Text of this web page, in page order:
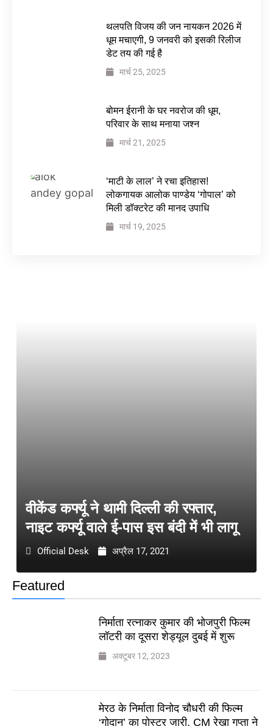
थलपति विजय की जन नायकन 2026 में
धूम मचाएगी, 9 जनवरी को इसकी रिलीज
डेट तय की गई है
मार्च 25, 2025
बोमन ईरानी के घर नवरोज की धूम,
परिवार के साथ मनाया जश्न
मार्च 21, 2025
‘माटी के लाल’ ने रचा इतिहास!
लोकगायक आलोक पाण्डेय ‘गोपाल’ को
मिली डॉक्टरेट की मानद उपाधि
मार्च 19, 2025
Featured
निर्माता रत्नाकर कुमार की भोजपुरी फिल्म
लॉटरी का दूसरा शेड्यूल दुबई में शुरू
अक्टूबर 12, 2023
मेरठ के निर्माता विनोद चौधरी की फिल्म
‘गोदान’ का पोस्टर जारी, CM रेखा गुप्ता ने
वीकेंड कर्फ्यू ने थामी दिल्ली की रफ्तार,
नाइट कर्फ्यू वाले ई-पास इस बंदी में भी लागू
Official Desk अप्रैल 17, 2021